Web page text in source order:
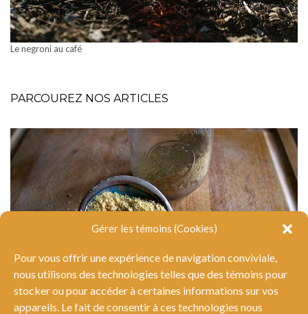
Gérer les témoins (Cookies)
Pour vous offrir une expérience de navigation conviviale,
nous utilisons des technologies telles que des témoins pour
stocker ou pour accéder à certaines informations sur vos
appareils. Le fait de consentir à ces technologies nous
Le negroni au café
PARCOUREZ NOS ARTICLES